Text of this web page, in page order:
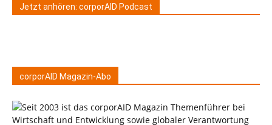
Jetzt anhören: corporAID Podcast
corporAID Magazin-Abo